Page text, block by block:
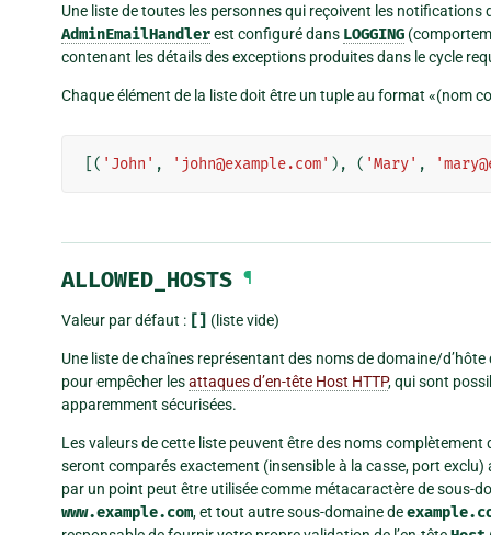
Une liste de toutes les personnes qui reçoivent les notifications
AdminEmailHandlerest configuré dans LOGGING
contenant les détails des exceptions produites dans le cycle
Chaque élément de la liste doit être un tuple au format «(nom
[( 'John' , 'john@example.com' ), ( 'Mary' ,
ALLOWED_HOSTS ¶
Valeur par défaut : [] (liste vide)
Une liste de chaînes représentant des noms de domaine/
pour empêcher lesattaques d’en-tête Host HTTP, qui sont
apparemment sécurisées.
Les valeurs de cette liste peuvent être des noms
seront comparés exactement (insensible à la casse, port exclu)
par un point peut être utilisée comme métacaractère de sous-
www.example.com, et tout autre sous-domaine de